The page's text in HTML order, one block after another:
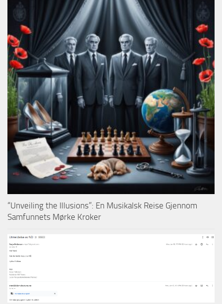
“Unveiling the Illusions”: En Musikalsk Reise Gjennom
Samfunnets Mørke Kroker